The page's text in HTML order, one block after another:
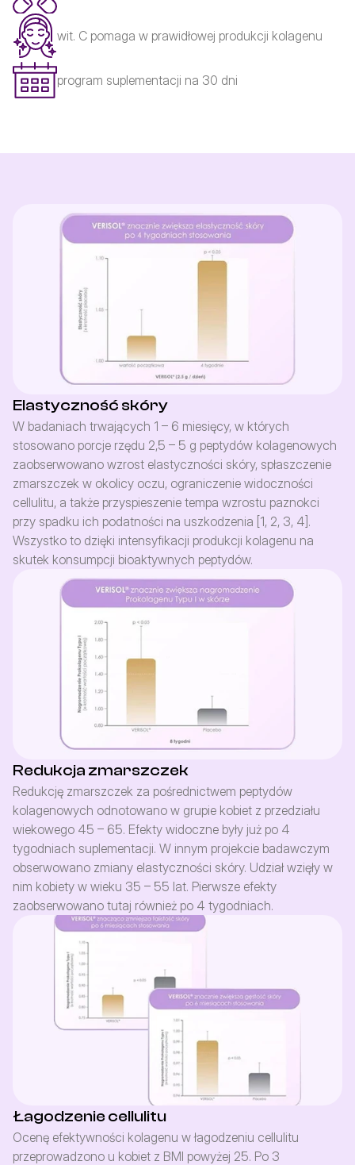
wit. C pomaga w prawidłowej produkcji kolagenu
program suplementacji na 30 dni
Elastyczność skóry
W badaniach trwających 1 – 6 miesięcy, w których
stosowano porcje rzędu 2,5 – 5 g peptydów kolagenowych
zaobserwowano wzrost elastyczności skóry, spłaszczenie
zmarszczek w okolicy oczu, ograniczenie widoczności
cellulitu, a także przyspieszenie tempa wzrostu paznokci
przy spadku ich podatności na uszkodzenia [1, 2, 3, 4].
Wszystko to dzięki intensyfikacji produkcji kolagenu na
skutek konsumpcji bioaktywnych peptydów.
Redukcja zmarszczek
Redukcję zmarszczek za pośrednictwem peptydów
kolagenowych odnotowano w grupie kobiet z przedziału
wiekowego 45 – 65. Efekty widoczne były już po 4
tygodniach suplementacji. W innym projekcie badawczym
obserwowano zmiany elastyczności skóry. Udział wzięły w
nim kobiety w wieku 35 – 55 lat. Pierwsze efekty
zaobserwowano tutaj również po 4 tygodniach.
Łagodzenie cellulitu
Ocenę efektywności kolagenu w łagodzeniu cellulitu
przeprowadzono u kobiet z BMI powyżej 25. Po 3